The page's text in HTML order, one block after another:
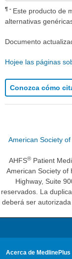
¶
Este producto de
alternativas
Documento
Hojee las páginas
Conozca cómo
American Society
AHFS® Patient
American Society of
Highway, Suite
reservados. La
deberá ser
Acerca de MedlinePlus